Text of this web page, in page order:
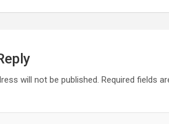
will not be published. Required fields